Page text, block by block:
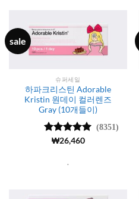
sale
슈퍼세일
하파크리스틴 Adorable
Kristin 원데이 컬러렌즈
Gray (10개들이)
5 중에서
(8351)
₩26,460
.